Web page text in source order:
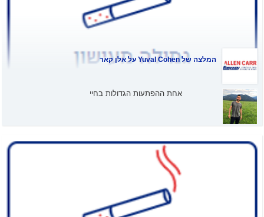
המלצה של על אלן קאר
אחת ההפתעות הגדולות בחיי